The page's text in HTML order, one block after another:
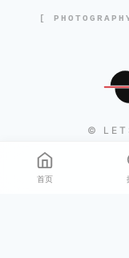
[
©
首页